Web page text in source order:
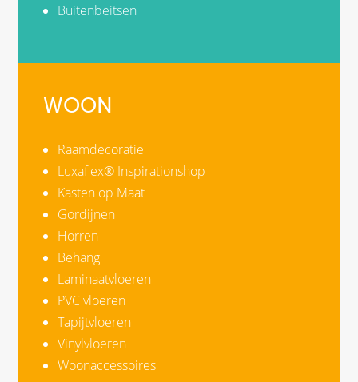
Buitenbeitsen
WOON
Raamdecoratie
Luxaflex® Inspirationshop
Kasten op Maat
Gordijnen
Horren
Behang
Laminaatvloeren
PVC vloeren
Tapijtvloeren
Vinylvloeren
Woonaccessoires